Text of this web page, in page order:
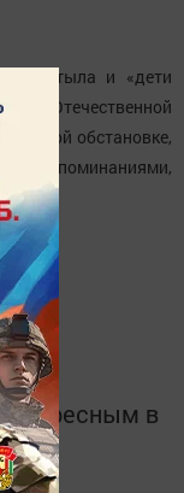
тыла и «дети
Отечественной
обстановке,
воспоминаниями,
в